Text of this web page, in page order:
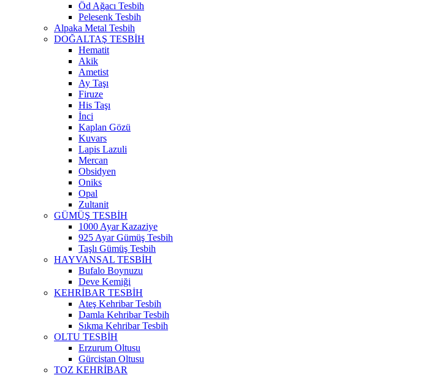
Öd Ağacı Tesbih
Pelesenk Tesbih
Alpaka Metal Tesbih
DOĞALTAŞ TESBİH
Hematit
Akik
Ametist
Ay Taşı
Firuze
His Taşı
İnci
Kaplan Gözü
Kuvars
Lapis Lazuli
Mercan
Obsidyen
Oniks
Opal
Zultanit
GÜMÜŞ TESBİH
1000 Ayar Kazaziye
925 Ayar Gümüş Tesbih
Taşlı Gümüş Tesbih
HAYVANSAL TESBİH
Bufalo Boynuzu
Deve Kemiği
KEHRİBAR TESBİH
Ateş Kehribar Tesbih
Damla Kehribar Tesbih
Sıkma Kehribar Tesbih
OLTU TESBİH
Erzurum Oltusu
Gürcistan Oltusu
TOZ KEHRİBAR